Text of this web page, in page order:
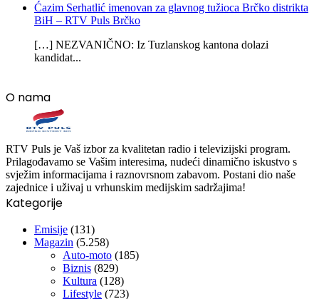
Ćazim Serhatlić imenovan za glavnog tužioca Brčko distrikta
BiH – RTV Puls Brčko
[…] NEZVANIČNO: Iz Tuzlanskog kantona dolazi
kandidat...
O nama
RTV Puls je Vaš izbor za kvalitetan radio i televizijski program.
Prilagođavamo se Vašim interesima, nudeći dinamično iskustvo s
svježim informacijama i raznovrsnom zabavom. Postani dio naše
zajednice i uživaj u vrhunskim medijskim sadržajima!
Kategorije
Emisije (131)
Magazin (5.258)
Auto-moto (185)
Biznis (829)
Kultura (128)
Lifestyle (723)